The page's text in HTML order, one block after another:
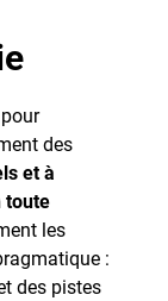
des
et à
toute
les
:
des pistes